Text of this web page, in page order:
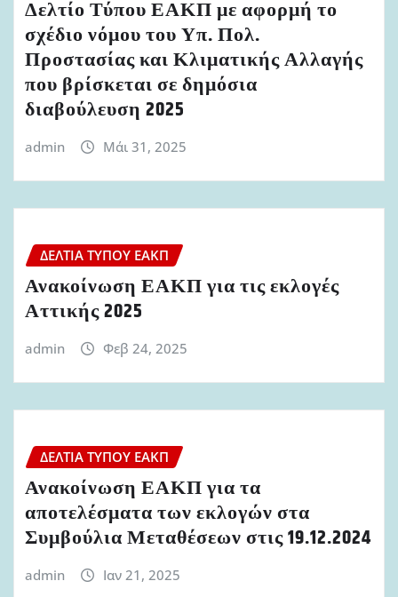
Δελτίο Τύπου ΕΑΚΠ με αφορμή το
σχέδιο νόμου του Υπ. Πολ.
Προστασίας και Κλιματικής Αλλαγής
που βρίσκεται σε δημόσια
διαβούλευση 2025
admin Μάι 31, 2025
ΔΕΛΤΊΑ ΤΎΠΟΥ ΕΑΚΠ
Ανακοίνωση ΕΑΚΠ για τις εκλογές
Αττικής 2025
admin Φεβ 24, 2025
ΔΕΛΤΊΑ ΤΎΠΟΥ ΕΑΚΠ
Ανακοίνωση ΕΑΚΠ για τα
αποτελέσματα των εκλογών στα
Συμβούλια Μεταθέσεων στις 19.12.2024
admin Ιαν 21, 2025